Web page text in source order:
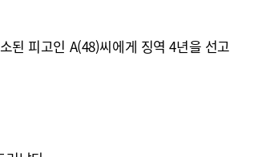
된 피고인 A(48)씨에게 징역 4년을 선고